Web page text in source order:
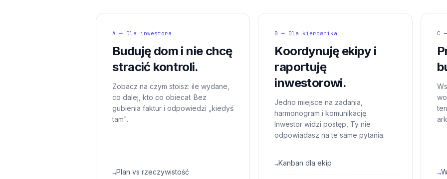
A — Dla inwestora
Buduję dom i nie chcę
stracić kontroli.
Zobacz na czym stoisz: ile wydane,
co dalej, kto co obiecał. Bez
gubienia faktur i odpowiedzi „kiedyś
tam".
→Plan vs rzeczywistość
B — Dla kierownika
Koordynuję ekipy i
raportuję
inwestorowi.
Jedno miejsce na zadania,
harmonogram i komunikację.
Inwestor widzi postęp, Ty nie
odpowiadasz na te same pytania.
→Kanban dla ekip
C
→